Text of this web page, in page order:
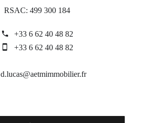
RSAC: 499 300 184
+33 6 62 40 48 82
+33 6 62 40 48 82
d.lucas@aetmimmobilier.fr